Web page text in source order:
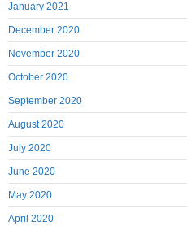
January 2021
December 2020
November 2020
October 2020
September 2020
August 2020
July 2020
June 2020
May 2020
April 2020